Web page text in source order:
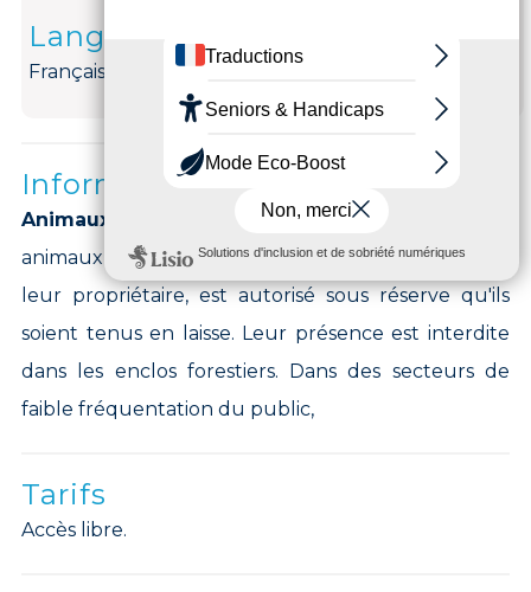
Langues parlées
Français
Informations complémentaires
Animaux acceptés :ACCEPTES. L'accès des
animaux de compagnie, sous la responsabilité de
leur propriétaire, est autorisé sous réserve qu'ils
soient tenus en laisse. Leur présence est interdite
dans les enclos forestiers. Dans des secteurs de
faible fréquentation du public,
Tarifs
Accès libre.